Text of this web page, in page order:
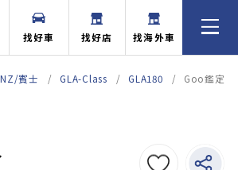
找好車 找好店 找海外車
賓士 GLA-Class GLA180 Goo鑑定車